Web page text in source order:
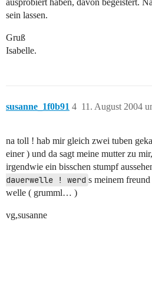
ausprobiert haben, davon begeistert.
sein lassen.
Gruß
Isabelle.
susanne_1f0b91 11. August 2004
4
na toll ! hab mir gleich zwei tuben
einer ) und da sagt meine mutter zu
irgendwie ein bisschen stumpf
dauerwelle ! werd s meinem
welle ( grumml… )
vg,susanne